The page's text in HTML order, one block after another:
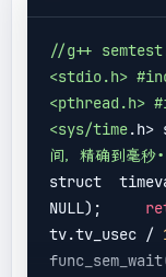
//g++
<stdio.h>
<pthread.h>
<sys/time.h>
间，精确到毫
struct
NULL);
tv.tv_usec /